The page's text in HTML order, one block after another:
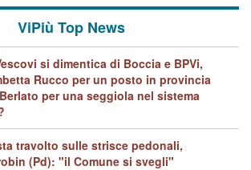
ViPiù Top News
si dimentica di Boccia e BPVi,
Rucco per un posto in provincia
per una seggiola nel sistema
travolto sulle strisce pedonali,
(Pd): "il Comune si svegli"